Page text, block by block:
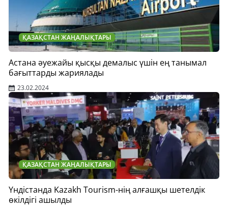
ҚАЗАҚСТАН ЖАҢАЛЫҚТАРЫ
Астана әуежайы қысқы демалыс үшін ең танымал
бағыттарды жариялады
23.02.2024
ҚАЗАҚСТАН ЖАҢАЛЫҚТАРЫ
Үндістанда Kazakh Tourism-нің алғашқы шетелдік
өкілдігі ашылды